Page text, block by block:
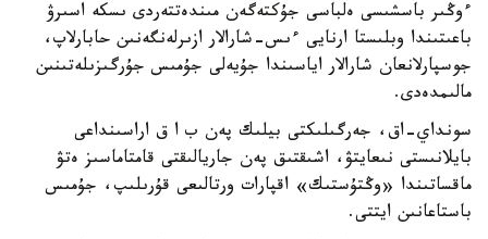
ءوڭىر باسشىسى ەلباسى جۇكتەگەن مىندەتتەردى ىسكە اسىرۋ
باعىتىندا وبلىستا ارنايى ءىس-شارالار ازىرلەنگەنىن حابارلاپ،
جوسپارلانعان شارالار اياسىندا جۇيەلى جۇمىس جۇرگىزىلەتىنىن
مالىمدەدى.
سونداي-اق، جەرگىلىكتى بيلىك پەن ب ا ق اراسىنداعى
بايلانىستى نىعايتۋ، اشىقتىق پەن جاريالىقتى قامتاماسىز ەتۋ
ماقساتىندا «وڭتۇستىك» اقپارات ورتالىعى قۇرىلىپ، جۇمىس
باستاعانىن ايتتى.